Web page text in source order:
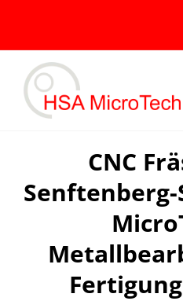
content
CNC
Senftenberg-